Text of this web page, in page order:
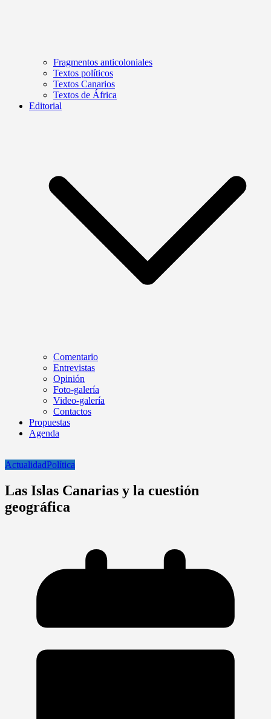
Fragmentos anticoloniales
Textos políticos
Textos Canarios
Textos de África
Editorial
Comentario
Entrevistas
Opinión
Foto-galería
Video-galería
Contactos
Propuestas
Agenda
ActualidadPolítica
Las Islas Canarias y la cuestión
geográfica